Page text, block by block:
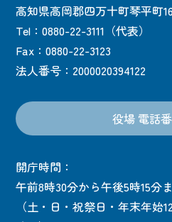
高知県高岡郡四万十町琴平町
Tel：0880-22-3111（代表）
Fax：0880-22-3123
法人番号：2000020394122
役場 電話
開庁時間：
午前8時30分から午後5時15分
（土・日・祝祭日・年末年始